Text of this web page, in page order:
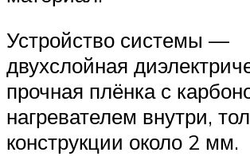
Устройство системы —
двухслойная
прочная плёнка с
нагревателем внутри,
конструкции около 2 мм.